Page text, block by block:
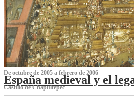
De octubre de 2005 a febrero de 2006
España medieval y el
Castillo de Chapultepec